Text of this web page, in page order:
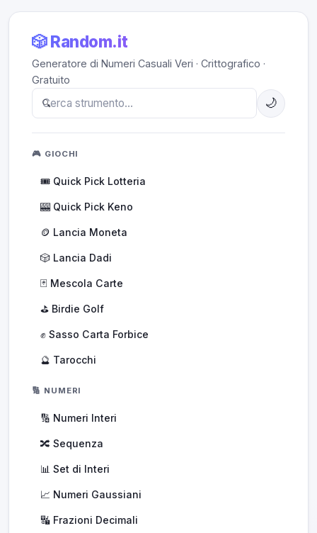
🎲 Random.it
Generatore di Numeri Casuali Veri · Crittografico ·
Gratuito
🌙
🎮 GIOCHI
🎟️ Quick Pick Lotteria
🎰 Quick Pick Keno
🪙 Lancia Moneta
🎲 Lancia Dadi
🃏 Mescola Carte
⛳ Birdie Golf
✊ Sasso Carta Forbice
🔮 Tarocchi
🔢 NUMERI
🔢 Numeri Interi
🔀 Sequenza
📊 Set di Interi
📈 Numeri Gaussiani
🔣 Frazioni Decimali